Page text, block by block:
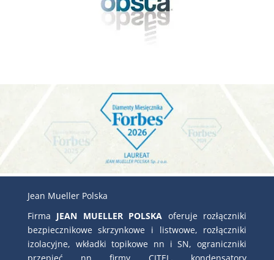
Jean Mueller Polska
Firma JEAN MUELLER POLSKA oferuje rozłączniki
bezpiecznikowe skrzynkowe i listwowe, rozłączniki
izolacyjne, wkładki topikowe nn i SN, ograniczniki